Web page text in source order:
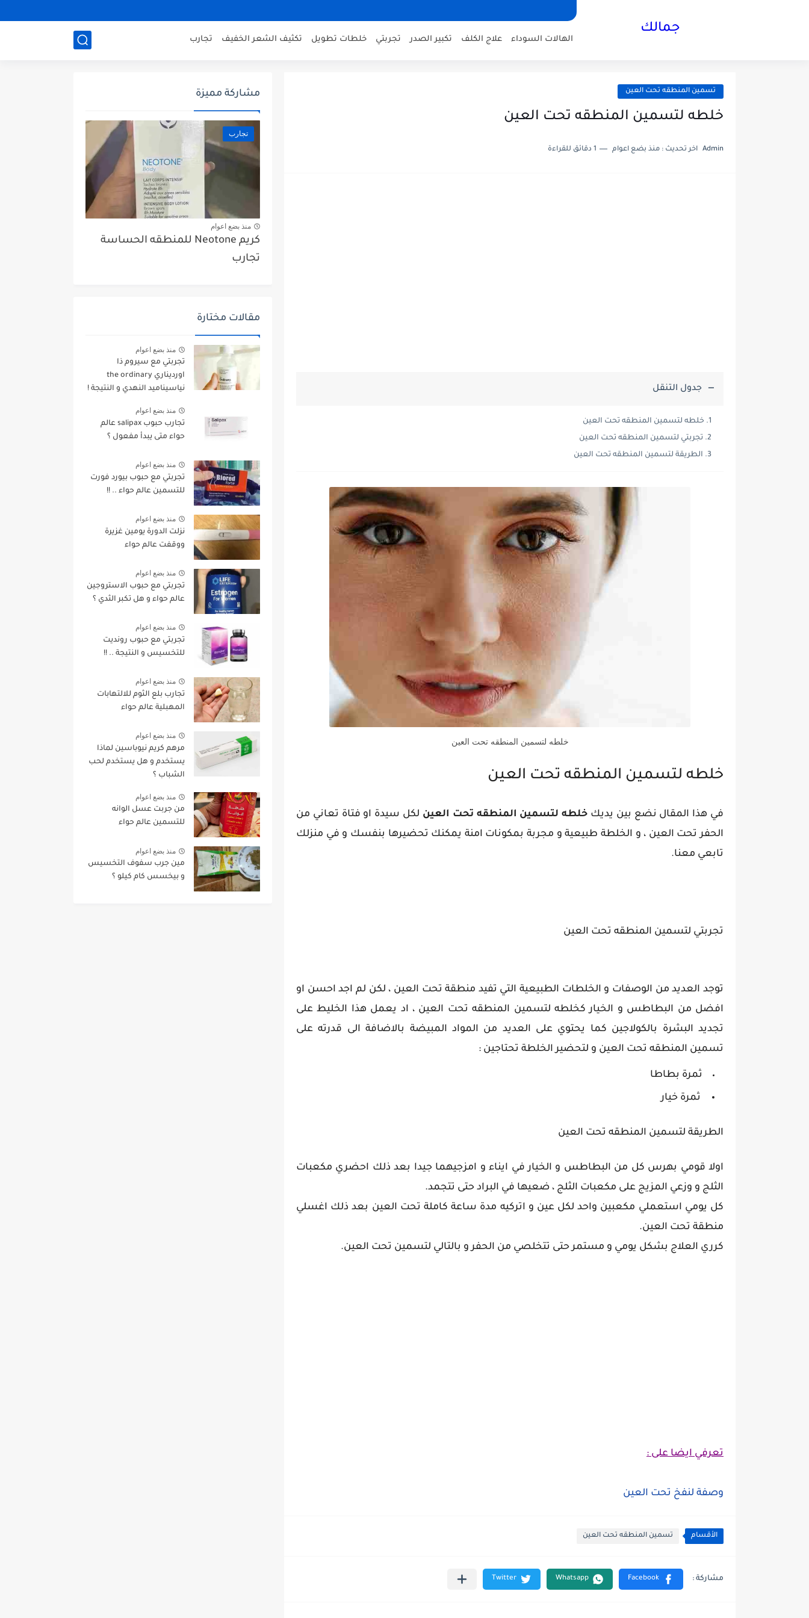
جمالك
الهالات السوداء علاج الكلف تكبير الصدر تجربتي خلطات تطويل تكثيف الشعر الخفيف تجارب
تسمين المنطقه تحت العين
خلطه لتسمين المنطقه تحت العين
Admin اخر تحديث : منذ بضع اعوام 1 دقائق للقراءة
جدول التنقل
خلطه لتسمين المنطقه تحت العين
تجربتي لتسمين المنطقه تحت العين
الطريقة لتسمين المنطقه تحت العين
خلطه لتسمين المنطقه تحت العين
خلطه لتسمين المنطقه تحت العين
في هذا المقال نضع بين يديك خلطه لتسمين المنطقه تحت العين لكل سيدة او فتاة تعاني من
الحفر تحت العين ، و الخلطة طبيعية و مجربة بمكونات امنة يمكنك تحضيرها بنفسك و في منزلك
تابعي معنا.
تجربتي لتسمين المنطقه تحت العين
توجد العديد من الوصفات و الخلطات الطبيعية التي تفيد منطقة تحت العين ، لكن لم اجد احسن او
افضل من البطاطس و الخيار كخلطه لتسمين المنطقه تحت العين ، اد يعمل هذا الخليط على
تجديد البشرة بالكولاجين كما يحتوي على العديد من المواد المبيضة بالاضافة الى قدرته على
تسمين المنطقه تحت العين و لتحضير الخلطة تحتاجين :
ثمرة بطاطا
ثمرة خيار
الطريقة لتسمين المنطقه تحت العين
اولا قومي بهرس كل من البطاطس و الخيار في ايناء و امزجيهما جيدا بعد ذلك احضري مكعبات
الثلج و وزعي المزيج على مكعبات الثلج ، ضعيها في البراد حتى تتجمد.
كل يومي استعملي مكعبين واحد لكل عين و اتركيه مدة ساعة كاملة تحت العين بعد ذلك اغسلي
منطقة تحت العين.
كرري العلاج بشكل يومي و مستمر حتى تتخلصي من الحفر و بالتالي لتسمين تحت العين.
تعرفي ايضا على :
وصفة لنفخ تحت العين
الأقسام تسمين المنطقه تحت العين
مشاركة مميزة
تجارب
منذ بضع اعوام
كريم Neotone للمنطقه الحساسة
تجارب
مقالات مختارة
منذ بضع اعوام
تجربتي مع سيروم ذا
اورديناري the ordinary
نياسيناميد النهدي و النتيجة !
منذ بضع اعوام
تجارب حبوب salipax عالم
حواء متى يبدأ مفعول ؟
منذ بضع اعوام
تجربتي مع حبوب بيورد فورت
للتسمين عالم حواء .. !!
منذ بضع اعوام
نزلت الدورة يومين غزيرة
ووقفت عالم حواء
منذ بضع اعوام
تجربتي مع حبوب الاستروجين
عالم حواء و هل تكبر الثدي ؟
منذ بضع اعوام
تجربتي مع حبوب رونديت
للتخسيس و النتيجة .. !!
منذ بضع اعوام
تجارب بلع الثوم للالتهابات
المهبلية عالم حواء
منذ بضع اعوام
مرهم كريم نيوباسين لماذا
يستخدم و هل يستخدم لحب
الشباب ؟
منذ بضع اعوام
من جربت عسل الوانه
للتسمين عالم حواء
منذ بضع اعوام
مين جرب سفوف التخسيس
و بيخسس كام كيلو ؟